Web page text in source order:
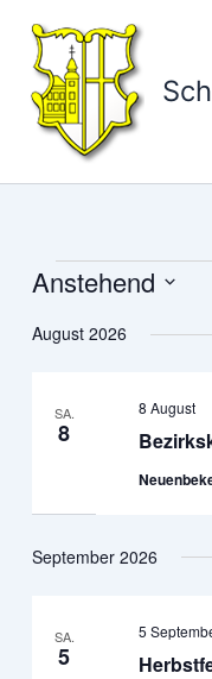
Inhalt
springen
Veranstaltungen
Anstehend
wählen.
August 2026
SA.
8
8 August
September 2026
SA.
5
5